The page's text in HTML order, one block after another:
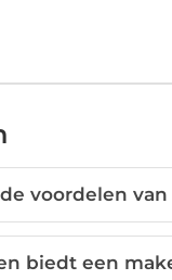
voordelen
biedt een